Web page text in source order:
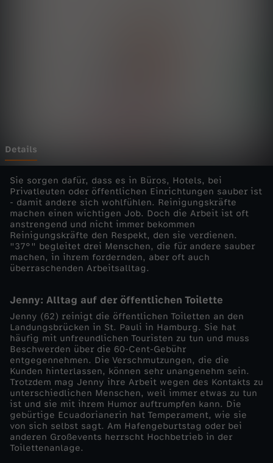
n
z
e
l
d
o
k
u
s
-
E
Details
Sie sorgen dafür, dass es in Büros, Hotels, bei
Privatleuten oder öffentlichen Einrichtungen sauber ist
- damit andere sich wohlfühlen. Reinigungskräfte
machen einen wichtigen Job. Doch die Arbeit ist oft
anstrengend und nicht immer bekommen
Reinigungskräfte den Respekt, den sie verdienen.
"37°" begleitet drei Menschen, die für andere sauber
machen, in ihrem fordernden, aber oft auch
überraschenden Arbeitsalltag.
Jenny: Alltag auf der öffentlichen Toilette
Jenny (62) reinigt die öffentlichen Toiletten an den
Landungsbrücken in St. Pauli in Hamburg. Sie hat
häufig mit unfreundlichen Touristen zu tun und muss
Beschwerden über die 60-Cent-Gebühr
entgegennehmen. Die Verschmutzungen, die die
Kunden hinterlassen, können sehr unangenehm sein.
Trotzdem mag Jenny ihre Arbeit wegen des Kontakts zu
unterschiedlichen Menschen, weil immer etwas zu tun
ist und sie mit ihrem Humor auftrumpfen kann. Die
gebürtige Ecuadorianerin hat Temperament, wie sie
von sich selbst sagt. Am Hafengeburtstag oder bei
anderen Großevents herrscht Hochbetrieb in der
Toilettenanlage.